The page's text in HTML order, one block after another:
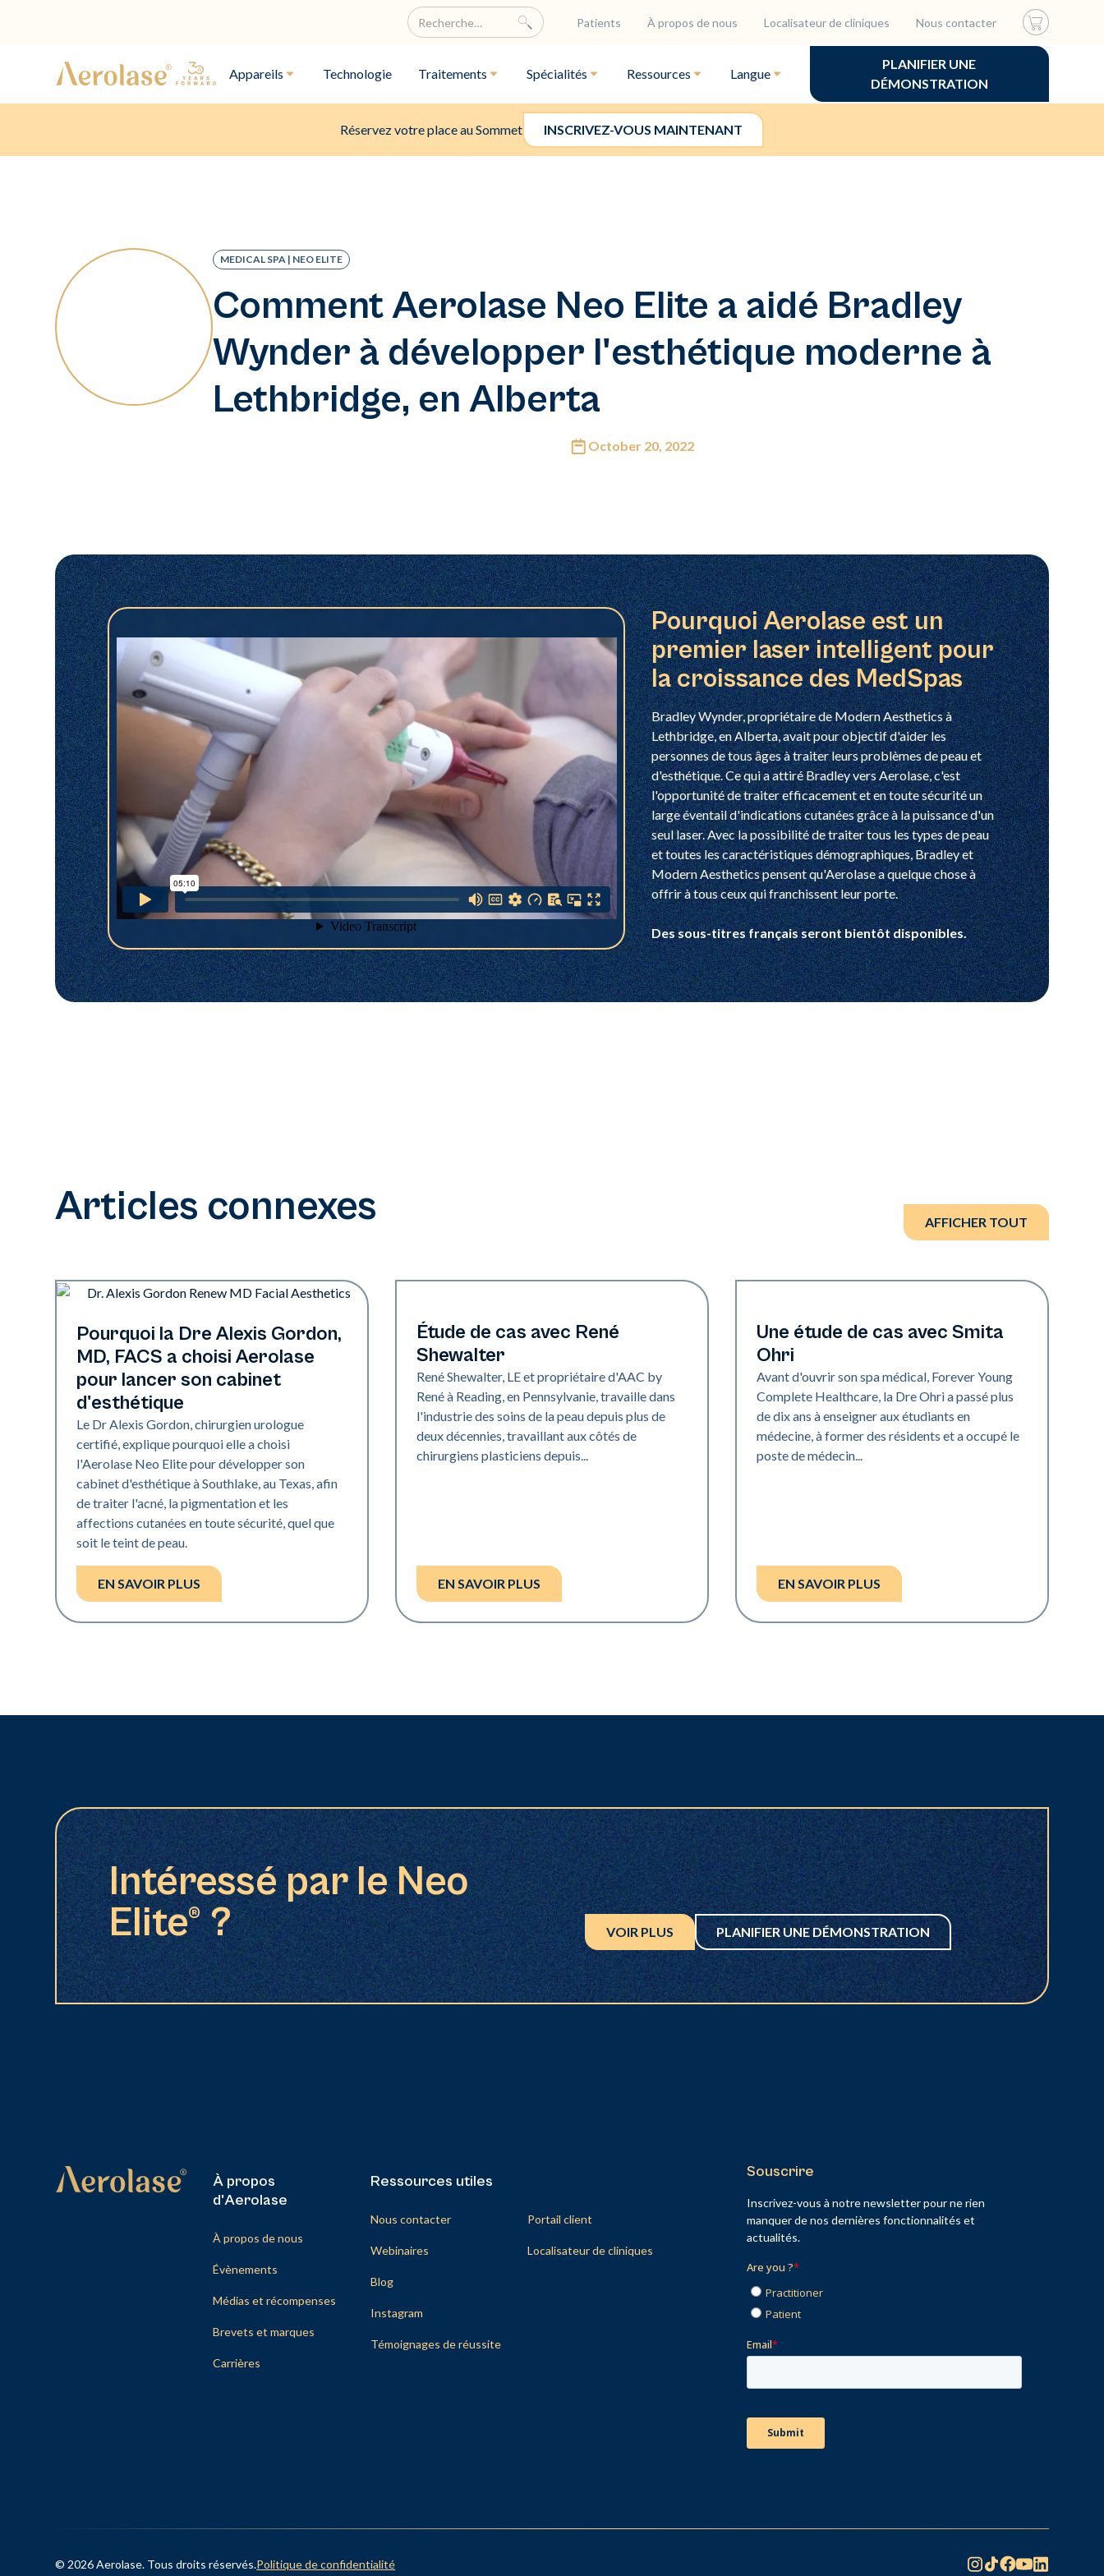
Patients À propos de nous Localisateur de cliniques Nous contacter
Appareils Technologie Traitements Spécialités Ressources Langue
PLANIFIER UNE
DÉMONSTRATION
Réservez votre place au Sommet INSCRIVEZ-VOUS MAINTENANT
MEDICAL SPA | NEO ELITE
Comment Aerolase Neo Elite a aidé Bradley
Wynder à développer l'esthétique moderne à
Lethbridge, en Alberta
October 20, 2022
Pourquoi Aerolase est un
premier laser intelligent pour
la croissance des MedSpas
Bradley Wynder, propriétaire de Modern Aesthetics à
Lethbridge, en Alberta, avait pour objectif d'aider les
personnes de tous âges à traiter leurs problèmes de peau et
d'esthétique. Ce qui a attiré Bradley vers Aerolase, c'est
l'opportunité de traiter efficacement et en toute sécurité un
large éventail d'indications cutanées grâce à la puissance d'un
seul laser. Avec la possibilité de traiter tous les types de peau
et toutes les caractéristiques démographiques, Bradley et
Modern Aesthetics pensent qu'Aerolase a quelque chose à
offrir à tous ceux qui franchissent leur porte.
Des sous-titres français seront bientôt disponibles.
Articles connexes AFFICHER TOUT
Medical Spa | Neo Elite
Pourquoi la Dre Alexis Gordon,
MD, FACS a choisi Aerolase
pour lancer son cabinet
d'esthétique
Le Dr Alexis Gordon, chirurgien urologue
certifié, explique pourquoi elle a choisi
l'Aerolase Neo Elite pour développer son
cabinet d'esthétique à Southlake, au Texas, afin
de traiter l'acné, la pigmentation et les
affections cutanées en toute sécurité, quel que
soit le teint de peau.
EN SAVOIR PLUS
Medical Spa | Neo Elite
Étude de cas avec René
Shewalter
René Shewalter, LE et propriétaire d'AAC by
René à Reading, en Pennsylvanie, travaille dans
l'industrie des soins de la peau depuis plus de
deux décennies, travaillant aux côtés de
chirurgiens plasticiens depuis...
EN SAVOIR PLUS
Medical Spa | Neo Elite
Une étude de cas avec Smita
Ohri
Avant d'ouvrir son spa médical, Forever Young
Complete Healthcare, la Dre Ohri a passé plus
de dix ans à enseigner aux étudiants en
médecine, à former des résidents et a occupé le
poste de médecin...
EN SAVOIR PLUS
Intéressé par le Neo
Elite® ?
VOIR PLUS PLANIFIER UNE DÉMONSTRATION
À propos
d'Aerolase
À propos de nous
Évènements
Médias et récompenses
Brevets et marques
Carrières
Ressources utiles
Nous contacter
Webinaires
Blog
Instagram
Témoignages de réussite
Portail client
Localisateur de cliniques
Souscrire
Inscrivez-vous à notre newsletter pour ne rien
manquer de nos dernières fonctionnalités et
actualités.
© 2026 Aerolase. Tous droits réservés.Politique de confidentialité